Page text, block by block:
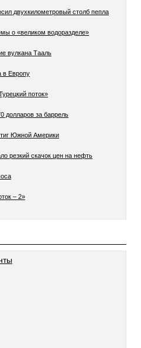
двухкилометровый столб пепла
о «великом водоразделе»
вулкана Тааль
в Европу
поток»
долларов за баррель
Южной Америки
резкий скачок цен на нефть
– 2»